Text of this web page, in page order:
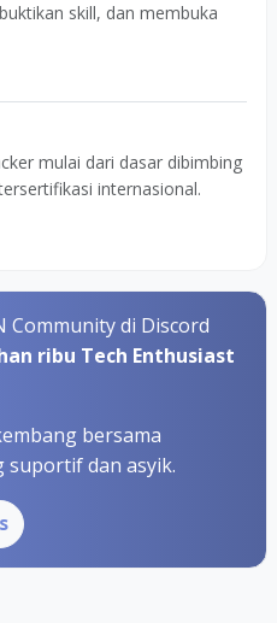
skill, dan membuka
mulai dari dasar dibimbing
internasional.
Community di Discord
ribu Tech Enthusiast
bersama
dan asyik.